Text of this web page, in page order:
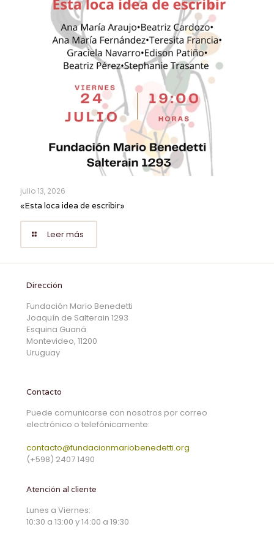
julio 13, 2026
«Esta loca idea de escribir»
Leer más
Dirección
Fundación Mario Benedetti
Joaquín de Salterain 1293
Esquina Guaná
Montevideo, 11200
Uruguay
Contacto
Puede comunicarse con nosotros por correo
electrónico o telefónicamente:
contacto@fundacionmariobenedetti.org
(+598) 2407 1490
Atención al cliente
Lunes a Viernes:
10:30 a 13:00 y 14:00 a 19:30